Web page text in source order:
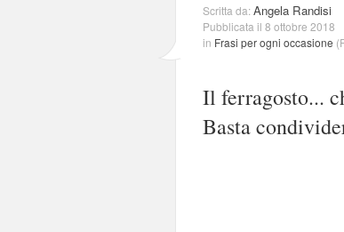
Scritta da:Angela Randisi
Pubblicata il 8 ottobre 2018
in Frasi per ogni occasione (
Il ferragosto...
Basta